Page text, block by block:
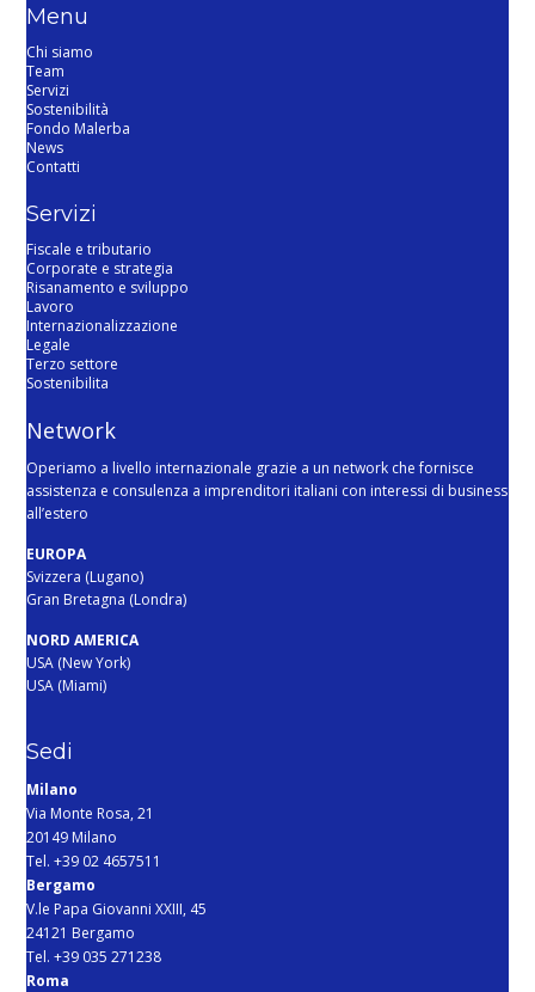
Menu
Chi siamo
Team
Servizi
Sostenibilità
Fondo Malerba
News
Contatti
Servizi
Fiscale e tributario
Corporate e strategia
Risanamento e sviluppo
Lavoro
Internazionalizzazione
Legale
Terzo settore
Sostenibilita
Network
Operiamo a livello internazionale grazie a un network che fornisce
assistenza e consulenza a imprenditori italiani con interessi di business
all’estero
EUROPA
Svizzera (Lugano)
Gran Bretagna (Londra)
NORD AMERICA
USA (New York)
USA (Miami)
Sedi
Milano
Via Monte Rosa, 21
20149 Milano
Tel. +39 02 4657511
Bergamo
V.le Papa Giovanni XXIII, 45
24121 Bergamo
Tel. +39 035 271238
Roma